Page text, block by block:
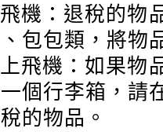
機：退稅的物
包包類，將物
飛機：如果物
個行李箱，請
的物品。